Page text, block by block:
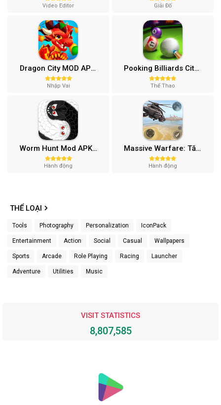
Video Editor Giải Đố
Dragon City MOD APK (One Hit, Tiền/99 999 Gems 2024) v24.7.2
Nhập Vai
Pooking Billiards City MOD APK (Menu, Full Tiền, Đường Kẻ) v3.0.84
Thể Thao
Worm Hunt Mod APK (Vô hạn tiền) v3.9.5
Hành động
Massive Warfare: Tăng chiến Mod APK v1.81.432
Hành động
THỂ LOẠI
Tools Photography Personalization IconPack
Entertainment Action Social Casual Wallpapers
Sports Arcade Role Playing Racing Launcher
Adventure Utilities Music
VISIT STATISTICS
8,807,585